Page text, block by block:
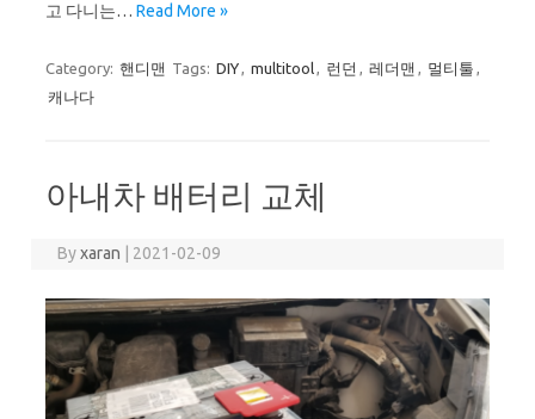
고 다니는… Read More »
Category: 핸디맨 Tags: DIY, multitool, 런던 , 레더맨 , 멀티툴 ,
캐나다
아내차 배터리 교체
Byxaran 2021-02-09